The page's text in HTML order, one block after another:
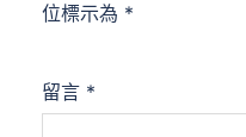
位標示為 *
留言 *